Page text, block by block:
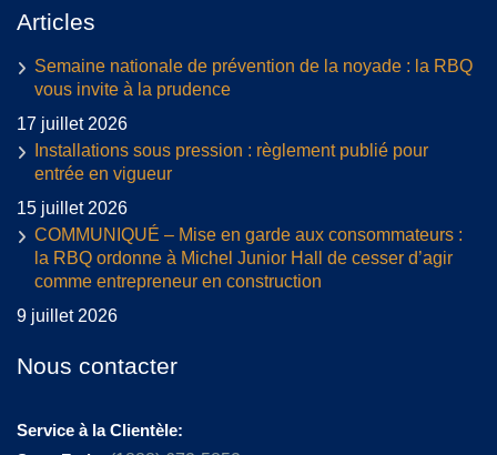
Articles
Semaine nationale de prévention de la noyade : la RBQ
vous invite à la prudence
17 juillet 2026
Installations sous pression : règlement publié pour
entrée en vigueur
15 juillet 2026
COMMUNIQUÉ – Mise en garde aux consommateurs :
la RBQ ordonne à Michel Junior Hall de cesser d’agir
comme entrepreneur en construction
9 juillet 2026
Nous contacter
Service à la Clientèle: